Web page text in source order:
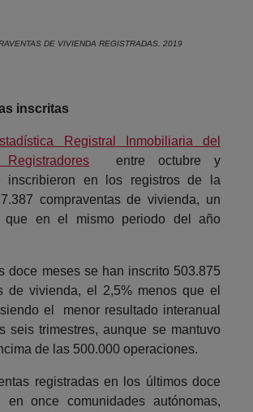
DE VIVIENDA REGISTRADAS. 2019
inscritas
Registral Inmobiliaria del
entre octubre y
inscribieron en los registros de la
compraventas de vivienda, un
que en el mismo periodo del año
doce meses se han inscrito 503.875
de vivienda, el 2,5% menos que el
el menor resultado interanual
seis trimestres, aunque se mantuvo
de las 500.000 operaciones.
registradas en los últimos doce
en once comunidades autónomas,